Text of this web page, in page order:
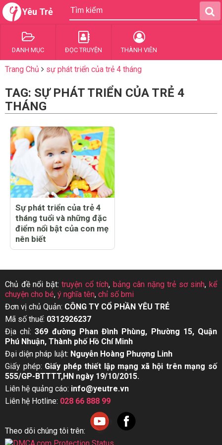
Yêu Trẻ
DANH MỤC ĐỌC TRUYỆN THÀNH VIÊN
Trang Chủ sự phát triển của trẻ 4 tháng
TAG: SỰ PHÁT TRIỂN CỦA TRẺ 4
THÁNG
Sự phát triển của trẻ 4
tháng tuổi và những đặc
điểm nổi bật của con mẹ
nên biết
Chủ đề nổi bật:truyện cổ tích, bảng cân nặng trẻ sơ sinh,kể
chuyện cho bé, ý nghĩa tên, chỉ số bmi
Đơn vị chủ Quản: CÔNG TY CỔ PHẦN YÊU TRẺ
Mã số thuế: 0312926237
Địa chỉ:369 đường Phan Đình Phùng, Phường 15, Quận
Phú Nhuận, Thành phố Hồ Chí Minh
Đại diện pháp luật: Nguyễn Hoàng Phượng Linh
Giấy phép: Giấy phép thiết lập mạng xã hội trên mạng số
555/GP-BTTTT,HN ngày 19/10/2015.
Liên hệ quảng cáo: info@yeutre.vn
Liên hệ Hotline: 028 66 888 99
Theo dõi chúng tôi trên: